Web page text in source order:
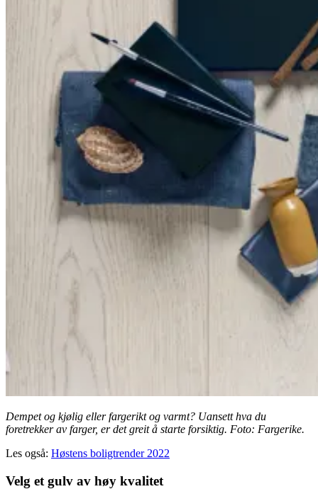
Dempet og kjølig eller fargerikt og varmt? Uansett hva du
foretrekker av farger, er det greit å starte forsiktig. Foto: Fargerike.
Les også: Høstens boligtrender 2022
Velg et gulv av høy kvalitet